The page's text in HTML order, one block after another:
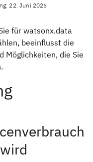
22. Juni 2026
für watsonx.data
beeinflusst die
Möglichkeiten, die Sie